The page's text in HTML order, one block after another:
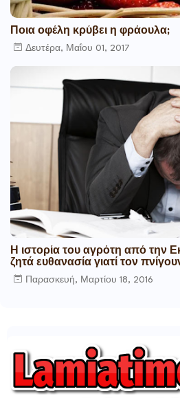
Ποια οφέλη κρύβει η φράουλα;
Δευτέρα, Μαΐου 01, 2017
Η ιστορία του αγρότη από την
ζητά ευθανασία γιατί τον
Παρασκευή, Μαρτίου 18, 2016